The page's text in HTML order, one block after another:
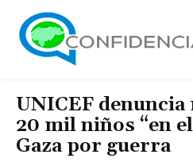
UNICEF
20 mil niños “en
Gaza por guerra